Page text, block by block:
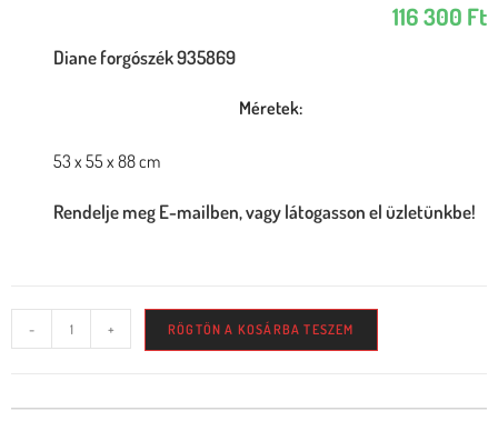
116 300 Ft
Diane forgószék 935869
Méretek:
53 x 55 x 88 cm
Rendelje meg E-mailben, vagy látogasson el üzletünkbe!
- + RÖGTÖN A KOSÁRBA TESZEM